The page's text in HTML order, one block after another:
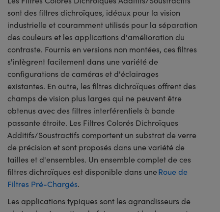
sont des filtres dichroïques, idéaux pour la vision
industrielle et couramment utilisés pour la séparation
des couleurs et les applications d'amélioration du
contraste. Fournis en versions non montées, ces filtres
s'intègrent facilement dans une variété de
configurations de caméras et d'éclairages
existantes. En outre, les filtres dichroïques offrent des
champs de vision plus larges qui ne peuvent être
obtenus avec des filtres interférentiels à bande
passante étroite. Les Filtres Colorés Dichroïques
Additifs/Soustractifs comportent un substrat de verre
de précision et sont proposés dans une variété de
tailles et d'ensembles. Un ensemble complet de ces
filtres dichroïques est disponible dans uneRoue de
Filtres Pré-Chargés.
Les applications typiques sont les agrandisseurs de